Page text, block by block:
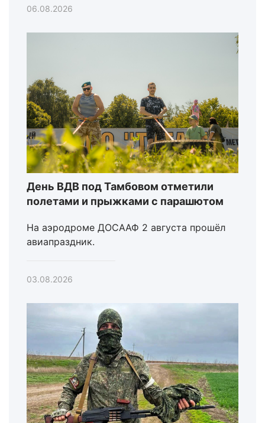
06.08.2026
День ВДВ под Тамбовом отметили
полетами и прыжками с парашютом
На аэродроме ДОСААФ 2 августа прошёл
авиапраздник.
03.08.2026